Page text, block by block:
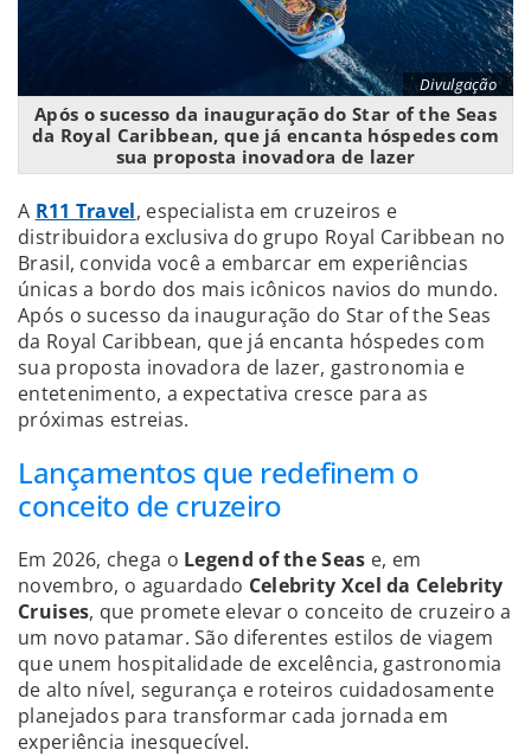
Divulgação
Após o sucesso da inauguração do Star of the Seas
da Royal Caribbean, que já encanta hóspedes com
sua proposta inovadora de lazer
A R11 Travel, especialista em cruzeiros e
distribuidora exclusiva do grupo Royal Caribbean no
Brasil, convida você a embarcar em experiências
únicas a bordo dos mais icônicos navios do mundo.
Após o sucesso da inauguração do Star of the Seas
da Royal Caribbean, que já encanta hóspedes com
sua proposta inovadora de lazer, gastronomia e
entetenimento, a expectativa cresce para as
próximas estreias.
Lançamentos que redefinem o
conceito de cruzeiro
Em 2026, chega o Legend of the Seas e, em
novembro, o aguardado Celebrity Xcel da Celebrity
Cruises, que promete elevar o conceito de cruzeiro a
um novo patamar. São diferentes estilos de viagem
que unem hospitalidade de excelência, gastronomia
de alto nível, segurança e roteiros cuidadosamente
planejados para transformar cada jornada em
experiência inesquecível.